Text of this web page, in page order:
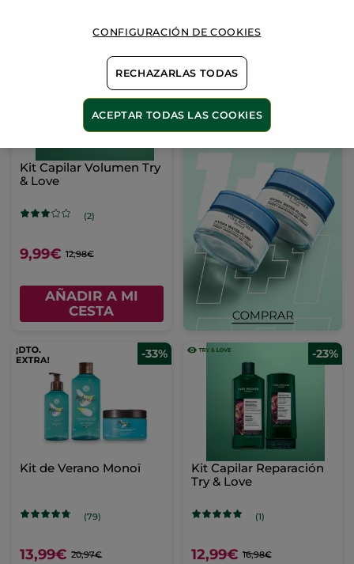
-23%
Kit Capilar Volumen Try
& Love
(2)
9,99€ 12,98€
AÑADIR A MI
CESTA
-33%
Kit de Verano Monoï
(79)
13,99€ 20,97€
-23%
Kit Capilar Reparación
Try & Love
(1)
12,99€ 16,98€
CONFIGURACIÓN DE COOKIES
RECHAZARLAS TODAS
ACEPTAR TODAS LAS COOKIES